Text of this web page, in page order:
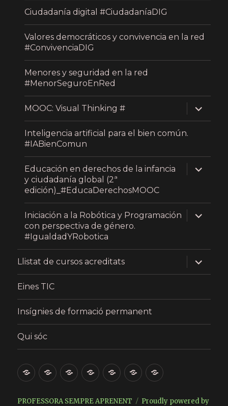
Ciudadanía digital #CiudadaníaDIG
Valores democráticos y convivencia en la red
#ConvivenciaDIG
Menores y seguridad en la red
#MenorSeguroEnRed
MOOC: Visual Thinking #
expand
child
menu
Inteligencia artificial para el bien común.
#IABienComun
Educación en derechos de la infancia
y ciudadanía global (2ª
edición)_#EducaDerechosMOOC
expand
child
Iniciación a la Robótica y Programación
con perspectiva de género.
#IgualdadYRobotica
expand
child
Llistat de cursos acreditats
expand
child
menu
Eines TIC
Insígnies de formació permanent
Qui sóc
Presentació
ÚltimsMicro-
MOOC,
Llistat
cursos
EinesInsígnies
formació
Qui
PROFESSORA SEMPRE APRENENT Proudly powered by